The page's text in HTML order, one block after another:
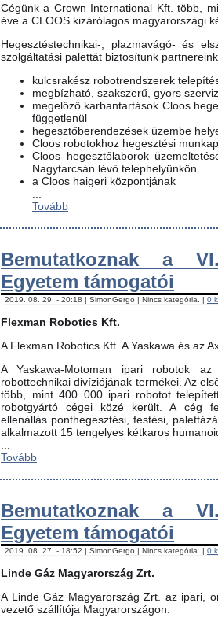
Cégünk a Crown International Kft. több,
éve a CLOOS kizárólagos magyarországi
Hegesztéstechnikai-, plazmavágó- és
szolgáltatási palettát biztosítunk
kulcsrakész robotrendszerek
megbízható, szakszerű, gyors
megelőző karbantartások Cloos
függetlenül
hegesztőberendezések üzembe
Cloos robotokhoz hegesztési
Cloos hegesztőlaborok
Nagytarcsán lévő telephelyünkön.
a Cloos haigeri központjának
Tovább
Bemutatkoznak a
Egyetem támogatói
2019. 08. 29. - 20:18 | SimonGergo | Nincs kategória. | 0
Flexman Robotics Kft.
A Flexman Robotics Kft. A Yaskawa és az
A Yaskawa-Motoman ipari robotok
robottechnikai divíziójának termékei. Az
több, mint 400 000 ipari robotot
robotgyártó cégei közé került. A cég
ellenállás ponthegesztési, festési,
alkalmazott 15 tengelyes kétkaros
Tovább
Bemutatkoznak a
Egyetem támogatói
2019. 08. 27. - 18:52 | SimonGergo | Nincs kategória. | 0
Linde Gáz Magyarország Zrt.
A Linde Gáz Magyarország Zrt. az ipari,
vezető szállítója Magyarországon.